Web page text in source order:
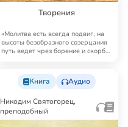
Творения
«Молитва есть всегда подвиг, на
высоты безобразного созерцания
путь ведет чрез борение и скорбь;
Книга Аудио
Никодим Святогорец,
преподобный